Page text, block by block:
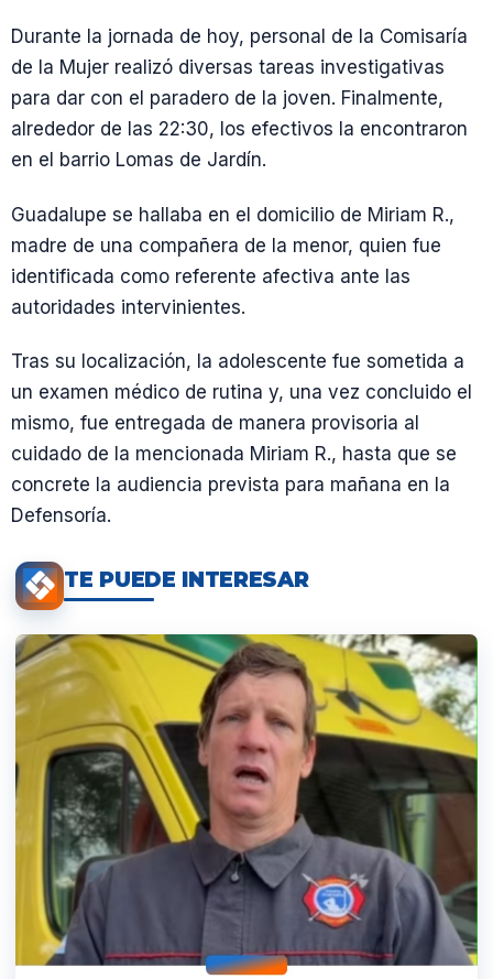
Durante la jornada de hoy, personal de la Comisaría
de la Mujer realizó diversas tareas investigativas
para dar con el paradero de la joven. Finalmente,
alrededor de las 22:30, los efectivos la encontraron
en el barrio Lomas de Jardín.
Guadalupe se hallaba en el domicilio de Miriam R.,
madre de una compañera de la menor, quien fue
identificada como referente afectiva ante las
autoridades intervinientes.
Tras su localización, la adolescente fue sometida a
un examen médico de rutina y, una vez concluido el
mismo, fue entregada de manera provisoria al
cuidado de la mencionada Miriam R., hasta que se
concrete la audiencia prevista para mañana en la
Defensoría.
TE PUEDE INTERESAR